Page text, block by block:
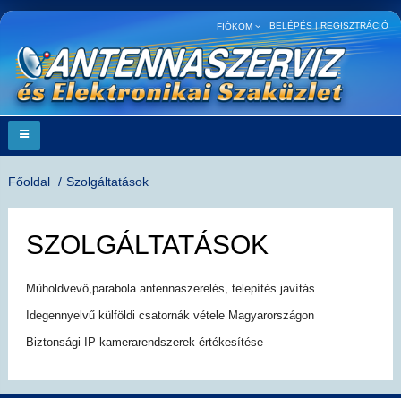
BELÉPÉS |REGISZTRÁCIÓ
FIÓKOM
Főoldal Szolgáltatások
SZOLGÁLTATÁSOK
Műholdvevő,parabola antennaszerelés, telepítés javítás
Idegennyelvű külföldi csatornák vétele Magyarországon
Biztonsági IP kamerarendszerek értékesítése